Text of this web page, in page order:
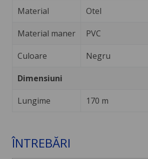
Material Otel
Material maner PVC
Culoare Negru
Dimensiuni
Lungime 170 m
ÎNTREBĂRI